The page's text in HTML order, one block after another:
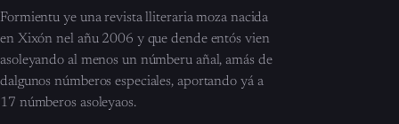
Formientu ye una revista lliteraria moza nacida
en Xixón nel añu 2006 y que dende entós vien
asoleyando al menos un númberu añal, amás de
dalgunos númberos especiales, aportando yá a
17 númberos asoleyaos.